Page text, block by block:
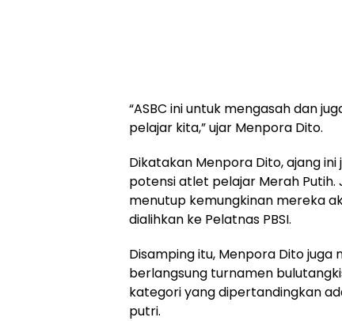
“ASBC ini untuk mengasah dan
pelajar kita,” ujar Menpora Dito.
Dikatakan Menpora Dito, ajang
potensi atlet pelajar Merah Putih.
menutup kemungkinan mereka
dialihkan ke Pelatnas PBSI.
Disamping itu, Menpora Dito
berlangsung turnamen
kategori yang dipertandingkan
putri.